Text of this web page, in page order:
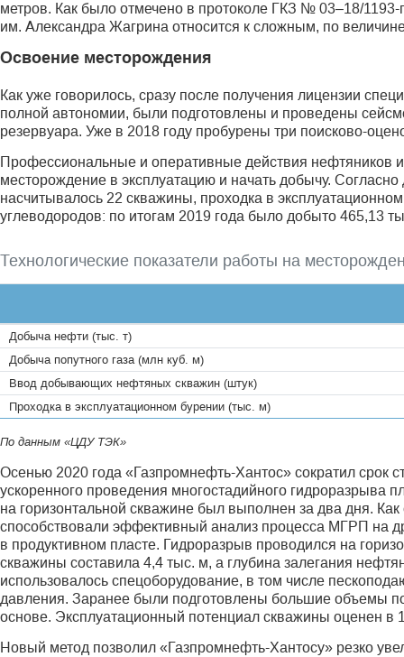
метров. Как было отмечено в протоколе ГКЗ № 03–18/
им. Александра Жагрина относится к сложным, по
Освоение месторождения
Как уже говорилось, сразу после получения лицензии
полной автономии, были подготовлены и проведены
резервуара. Уже в 2018 году пробурены три поисково-
Профессиональные и оперативные действия нефтяников
месторождение в эксплуатацию и начать добычу.
насчитывалось 22 скважины, проходка в
углеводородов: по итогам 2019 года было добыто 465,13
Технологические показатели работы на
Добыча нефти (тыс. т)
Добыча попутного газа (млн куб. м)
Ввод добывающих нефтяных скважин (штук)
Проходка в эксплуатационном бурении (тыс. м)
По данным «ЦДУ ТЭК»
Осенью 2020 года «Газпромнефть-Хантос» сократил срок
ускоренного проведения многостадийного
на горизонтальной скважине был выполнен за два дня.
способствовали эффективный анализ процесса МГРП на
в продуктивном пласте. Гидроразрыв проводился на
скважины составила 4,4 тыс. м, а глубина залегания
использовалось спецоборудование, в том числе
давления. Заранее были подготовлены большие объемы
основе. Эксплуатационный потенциал скважины оценен в
Новый метод позволил «Газпромнефть-Хантосу» резко